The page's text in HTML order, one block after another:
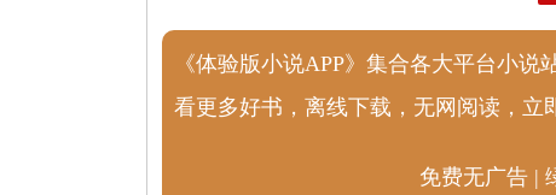
《体验版小说APP》集合各大平台小
看更多好书，离线下载，无网阅读，立
免费无广告 |